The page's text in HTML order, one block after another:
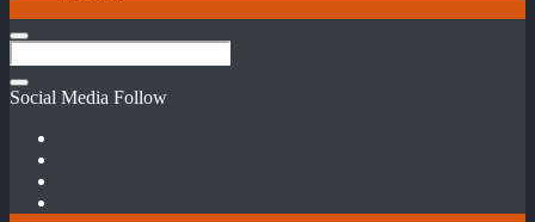
Social Media Follow